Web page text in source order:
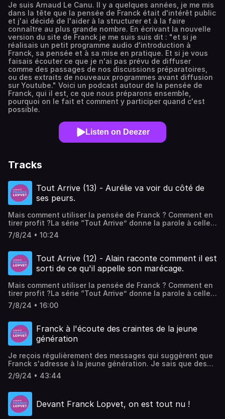
Je suis Arnaud Le Canu. Il y a quelques années, je me mis
dans la tête que la pensée de Franck était d'intérêt public
et j'ai décidé de l'aider à la structurer et à la faire
connaître au plus grande nombre. En écrivant la nouvelle
version du site de Franck je me suis suis dit : "et si je
réalisais un petit programme audio d'introduction à
Franck, sa pensée et à sa mise en pratique. Et si je vous
faisais écouter ce que je n'ai pas prévu de diffuser
comme des passages de nos discussions préparatoires,
ou des extraits de nouveaux programmes avant diffusion
sur Youtube." Voici un podcast autour de la pensée de
Franck, qui il est, ce que nous préparons ensemble,
pourquoi on le fait et comment y participer quand c'est
possible.
Listen on Deezer
Tracks
Tout Arrive (13) - Aurélie va voir du côté de
ses peurs.
Mais comment utiliser la pensée de Franck ? Comment en
tirer profit ?La série “Tout Arrive” donne la parole à celles
et ceux qui ont mis en pratique ses idées et en ont retiré
de grands bénéfices.
7/8/24 • 10:24
Tout Arrive (12) - Alain raconte comment il est
sorti de ce qu'il appelle son marécage.
Mais comment utiliser la pensée de Franck ? Comment en
tirer profit ?La série “Tout Arrive” donne la parole à celles
et ceux qui ont mis en pratique ses idées et en ont retiré
de grands bénéfices.
7/8/24 • 16:00
Franck à l'écoute des craintes de la jeune
génération
Je reçois régulièrement des messages qui suggèrent que
Franck s'adresse à la jeune génération. Je sais que des
parents proposent à leurs enfants d'écouter quelques-
unes de nos vidéos YouTube et j'ai eu l'occasion de
master class et c'est toujours une très bonne surprise. Là,
une opportunité s'est présentée parce que j'ai été
contacté par trois garçons colocataires qui m'avaient
2/9/24 • 43:44
Devant Franck Lopvet, on est tout nu !